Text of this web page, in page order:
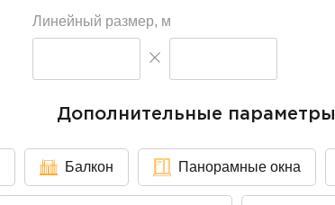
Линейный размер, м
Дополнительные параметры
Балкон Панорамные окна